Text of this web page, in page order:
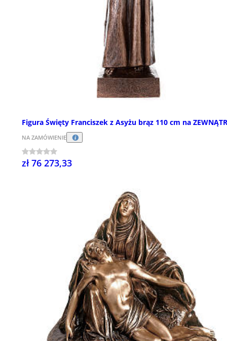
Figura Święty Franciszek z Asyżu brąz 110 cm na
NA ZAMÓWIENIE
zł 76 273,33